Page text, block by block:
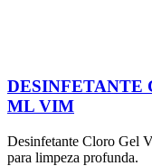
DESINFETANTE
ML VIM
Desinfetante Cloro Gel
para limpeza profunda.